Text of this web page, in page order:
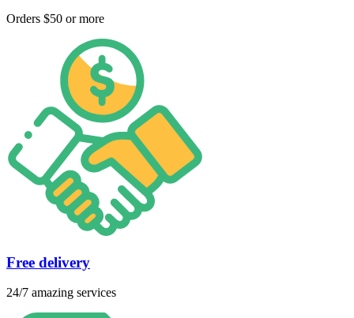
Orders $50 or more
Free delivery
24/7 amazing services